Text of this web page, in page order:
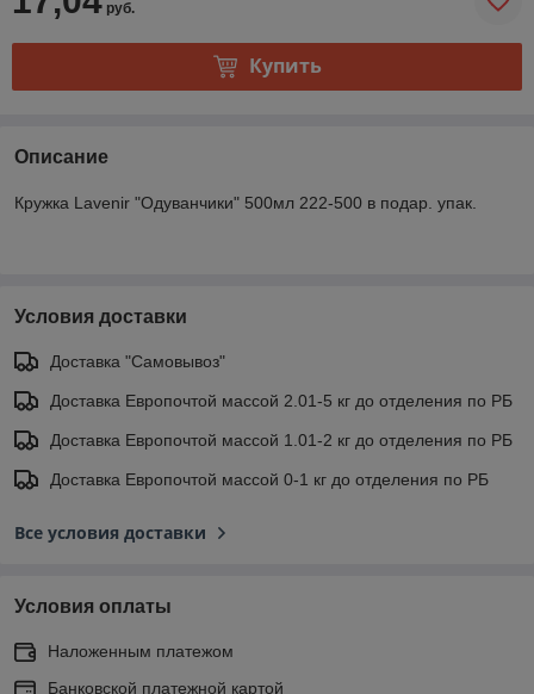
руб.
Купить
Описание
Кружка Lavenir "Одуванчики" 500мл 222-500 в подар. упак.
Условия доставки
Доставка "Самовывоз"
Доставка Европочтой массой 2.01-5 кг до отделения по РБ
Доставка Европочтой массой 1.01-2 кг до отделения по РБ
Доставка Европочтой массой 0-1 кг до отделения по РБ
Все условия доставки
Условия оплаты
Наложенным платежом
Банковской платежной картой